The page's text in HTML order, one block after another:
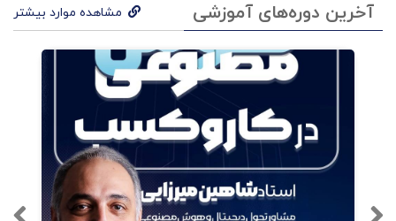
فهرست کتاب تنظیم و اجرای
استراتژی
آخرین دوره‌های آموزشی مشاهده موارد بیشتر